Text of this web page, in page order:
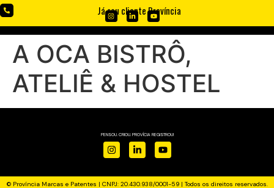
Já sou cliente Província
A OCA BISTRÔ,
ATELIÊ & HOSTEL
PENSOU. CRIOU. PROVÍCIA REGISTROU!
© Província Marcas e Patentes | CNPJ: 20.430.938/0001-59 | Todos os direitos reservados.